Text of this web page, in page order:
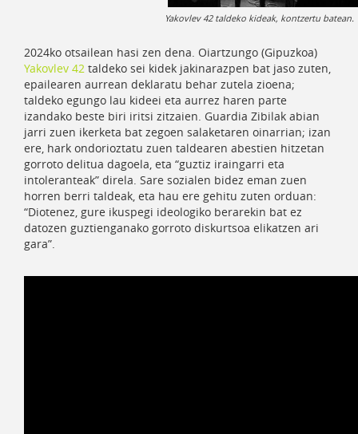
Yakovlev 42 taldeko kideak, kontzertu batean.
2024ko otsailean hasi zen dena. Oiartzungo (Gipuzkoa)
Yakovlev 42 taldeko sei kidek jakinarazpen bat jaso zuten,
epailearen aurrean deklaratu behar zutela zioena;
taldeko egungo lau kideei eta aurrez haren parte
izandako beste biri iritsi zitzaien. Guardia Zibilak abian
jarri zuen ikerketa bat zegoen salaketaren oinarrian; izan
ere, hark ondorioztatu zuen taldearen abestien hitzetan
gorroto delitua dagoela, eta “guztiz iraingarri eta
intoleranteak” direla. Sare sozialen bidez eman zuen
horren berri taldeak, eta hau ere gehitu zuten orduan:
“Diotenez, gure ikuspegi ideologiko berarekin bat ez
datozen guztienganako gorroto diskurtsoa elikatzen ari
gara”.